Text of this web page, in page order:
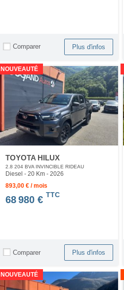
Comparer Plus d'infos
NOUVEAUTÉ
TOYOTA HILUX
2.8 204 BVA INVINCIBLE RIDEAU
Diesel - 20 Km - 2026
893,00 € / mois
68 980 € TTC
Comparer Plus d'infos
NOUVEAUTÉ